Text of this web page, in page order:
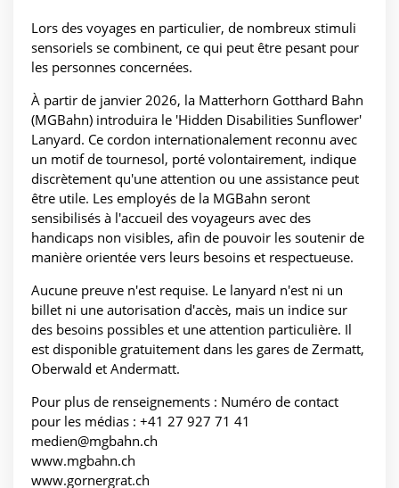
Lors des voyages en particulier, de nombreux stimuli
sensoriels se combinent, ce qui peut être pesant pour
les personnes concernées.
À partir de janvier 2026, la Matterhorn Gotthard Bahn
(MGBahn) introduira le 'Hidden Disabilities Sunflower'
Lanyard. Ce cordon internationalement reconnu avec
un motif de tournesol, porté volontairement, indique
discrètement qu'une attention ou une assistance peut
être utile. Les employés de la MGBahn seront
sensibilisés à l'accueil des voyageurs avec des
handicaps non visibles, afin de pouvoir les soutenir de
manière orientée vers leurs besoins et respectueuse.
Aucune preuve n'est requise. Le lanyard n'est ni un
billet ni une autorisation d'accès, mais un indice sur
des besoins possibles et une attention particulière. Il
est disponible gratuitement dans les gares de Zermatt,
Oberwald et Andermatt.
Pour plus de renseignements : Numéro de contact
pour les médias : +41 27 927 71 41
medien@mgbahn.ch
www.mgbahn.ch
www.gornergrat.ch